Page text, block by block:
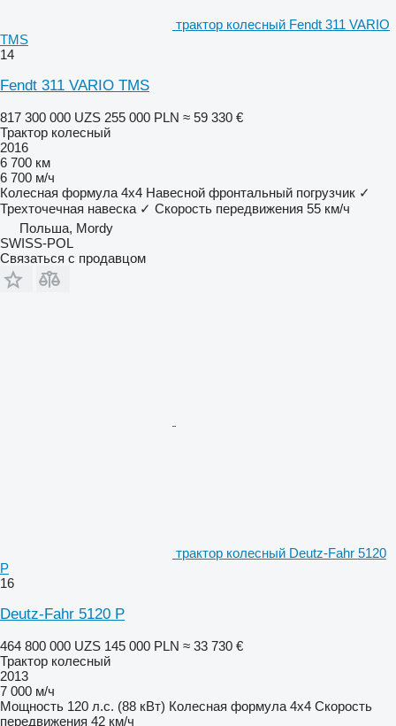
трактор колесный Fendt 311 VARIO
TMS
14
Fendt 311 VARIO TMS
817 300 000 UZS 255 000 PLN ≈ 59 330 €
Трактор колесный
2016
6 700 км
6 700 м/ч
Колесная формула 4x4 Навесной фронтальный погрузчик ✓
Трехточечная навеска ✓ Скорость передвижения 55 км/ч
Польша, Mordy
SWISS-POL
Связаться с продавцом
трактор колесный Deutz-Fahr 5120
P
16
Deutz-Fahr 5120 P
464 800 000 UZS 145 000 PLN ≈ 33 730 €
Трактор колесный
2013
7 000 м/ч
Мощность 120 л.с. (88 кВт) Колесная формула 4x4 Скорость
передвижения 42 км/ч